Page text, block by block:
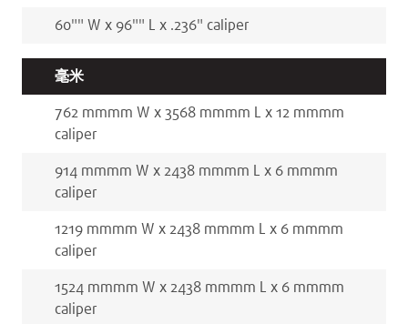
60"" W x 96"" L x .236" caliper
毫米
762 mmmm W x 3568 mmmm L x 12 mmmm
caliper
914 mmmm W x 2438 mmmm L x 6 mmmm
caliper
1219 mmmm W x 2438 mmmm L x 6 mmmm
caliper
1524 mmmm W x 2438 mmmm L x 6 mmmm
caliper